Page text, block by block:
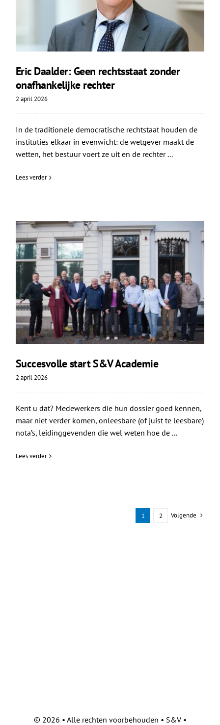
Eric Daalder: Geen rechtsstaat zonder
onafhankelijke rechter
2 april 2026
In de traditionele democratische rechtstaat houden de
instituties elkaar in evenwicht: de wetgever maakt de
wetten, het bestuur voert ze uit en de rechter ...
Lees verder
Succesvolle start S&V Academie
2 april 2026
Kent u dat? Medewerkers die hun dossier goed kennen,
maar niet verder komen, onleesbare (of juist te leesbare)
nota’s, leidinggevenden die wel weten hoe de ...
Lees verder
1 2 Volgende
© 2026 • Alle rechten voorbehouden • S&V •